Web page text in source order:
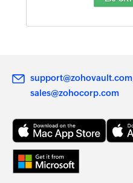
support@zohovault.com
sales@zohocorp.com